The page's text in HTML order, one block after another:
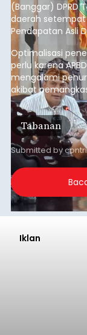
(Banggar) DPRD
daerah
Pendapatan Asli
anggaran 2027.
Optimalisasi
perlu karena
mengalami
akibat
Daerah (TKD)
Tabanan
Submitted by
Iklan